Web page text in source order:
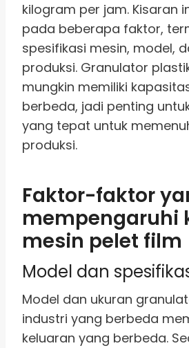
kilogram per jam. Kisaran
pada beberapa faktor,
spesifikasi mesin, model,
produksi. Granulator
mungkin memiliki
berbeda, jadi penting
yang tepat untuk
produksi.
Faktor-faktor
mempengaruhi
mesin pelet film
Model dan
Model dan ukuran
industri yang berbeda
keluaran yang berbeda.